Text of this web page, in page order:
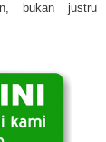
bukan justru